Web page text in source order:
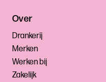
Over
Drankerij
Merken
Werken bij
Zakelijk